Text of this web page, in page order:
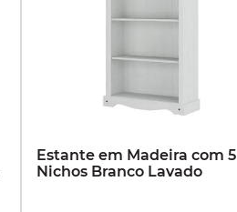
Estante em Madeira com 5
Nichos Branco Lavado